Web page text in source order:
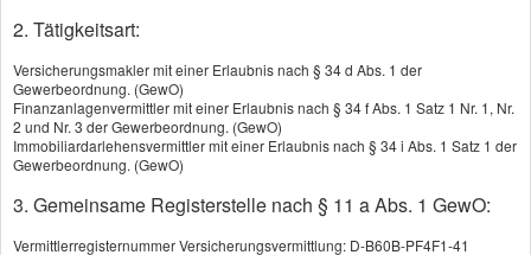
Berufsunfähigkeitsversicherung
Grundfähigkeitsversicherung
Unfallversicherung
Berufsunfähigkeitsversicherung
Was leistet eine
Berufsunfähigkeitsversicherung?
2. Tätigkeitsart:
Versicherungsmakler mit einer Erlaubnis nach § 34 d Abs. 1 der
Gewerbeordnung. (GewO)
Finanzanlagenvermittler mit einer Erlaubnis nach § 34 f Abs. 1 Satz 1 Nr. 1, Nr.
2 und Nr. 3 der Gewerbeordnung. (GewO)
Immobiliardarlehensvermittler mit einer Erlaubnis nach § 34 i Abs. 1 Satz 1 der
Gewerbeordnung. (GewO)
3. Gemeinsame Registerstelle nach § 11 a Abs. 1 GewO:
Vermittlerregisternummer Versicherungsvermittlung: D-B60B-PF4F1-41